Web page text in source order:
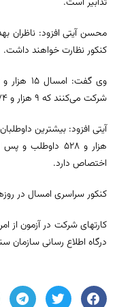
محسن آیتی افزود: ناظران
کنکور نظارت خواهند داشت.
شرکت می‌کنند که ۹ هزار و ۱۷۴ نفر خانم و ۶ هزار و ۶۸۸ نفر آقا هستند.
اختصاص دارد.
کنکور سراسری امسال در روز‌های ۹، ۱۰، ۱۱ و ۱۲ تیر
درگاه اطلاع رسانی سازمان